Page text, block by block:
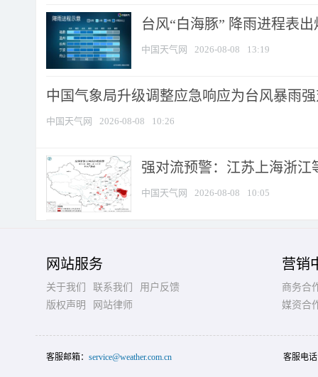
台风“白海豚” 降雨进程表
中国天气网 2026-08-08 13:19
中国气象局升级调整应急响应为台风暴雨
中国天气网 2026-08-08 10:26
强对流预警：江苏上海浙江
中国天气网 2026-08-08 10:05
网站服务
关于我们 联系我们
用户反馈
版权声明
网站律师
营销
商务合
媒资合
客服邮箱： service@weather.com.cn 客服电